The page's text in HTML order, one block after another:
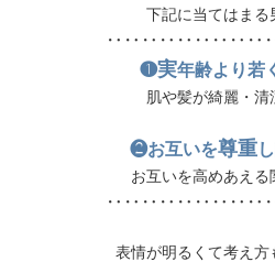
下記に当てはまる
❶実年齢より若
肌や髪が綺麗・清
❷お互いを尊重
お互いを高めあえる
表情が明るくて考え方